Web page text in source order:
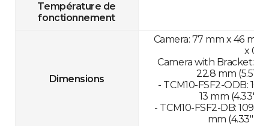
Température de
fonctionnement
Dimensions
Camera: 77 mm x 46 mm
x
Camera with Bracket:
22.8 mm (5.51"
- TCM10-FSF2-ODB:
13 mm (4.33" x
- TCM10-FSF2-DB:
mm (4.33" x